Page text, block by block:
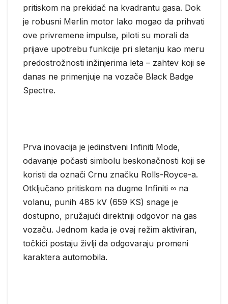
pritiskom na prekidač na kvadrantu gasa. Dok
je robusni Merlin motor lako mogao da prihvati
ove privremene impulse, piloti su morali da
prijave upotrebu funkcije pri sletanju kao meru
predostrožnosti inžinjerima leta – zahtev koji se
danas ne primenjuje na vozače Black Badge
Spectre.
Prva inovacija je jedinstveni Infiniti Mode,
odavanje počasti simbolu beskonačnosti koji se
koristi da označi Crnu značku Rolls-Royce-a.
Otključano pritiskom na dugme Infiniti ∞ na
volanu, punih 485 kV (659 KS) snage je
dostupno, pružajući direktniji odgovor na gas
vozaču. Jednom kada je ovaj režim aktiviran,
točkići postaju življi da odgovaraju promeni
karaktera automobila.